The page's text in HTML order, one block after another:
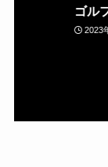
ゴル
2023